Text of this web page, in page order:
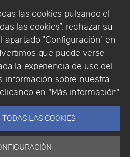
las cookies pulsando el
las cookies”, rechazar su
apartado "Configuración" en
que puede verse
la experiencia de uso del
información sobre nuestra
clicando en "Más información".
TODAS LAS COOKIES
| Política de Privacidad |
de Cookies
- 2026. Addlink Software
S.L.
Portugal.